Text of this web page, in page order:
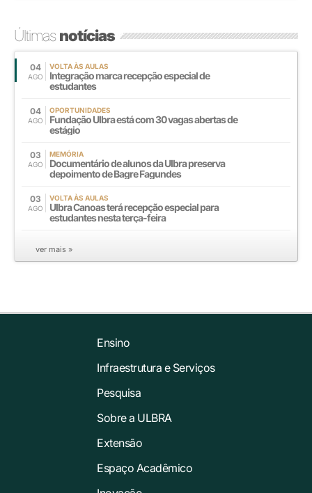
Últimasnotícias
04
AGO
VOLTA ÀS AULAS
Integração marca recepção especial de
estudantes
04
AGO
OPORTUNIDADES
Fundação Ulbra está com 30 vagas abertas de
estágio
03
AGO
MEMÓRIA
Documentário de alunos da Ulbra preserva
depoimento de Bagre Fagundes
03
AGO
VOLTA ÀS AULAS
Ulbra Canoas terá recepção especial para
estudantes nesta terça-feira
ver mais »
Ensino
Infraestrutura e Serviços
Pesquisa
Sobre a ULBRA
Extensão
Espaço Acadêmico